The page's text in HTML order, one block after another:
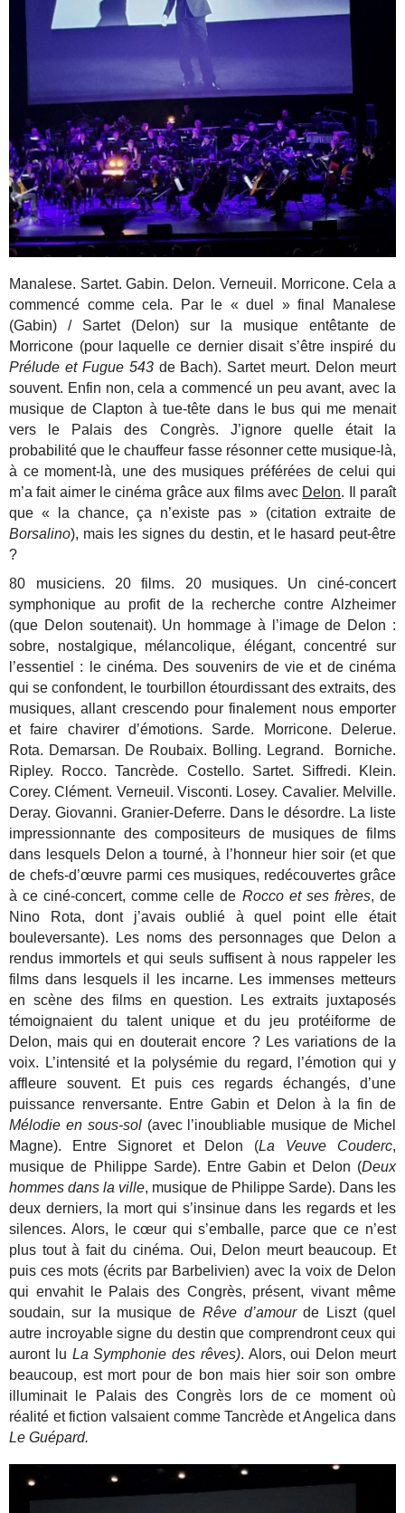
Manalese. Sartet. Gabin. Delon. Verneuil. Morricone. Cela a
commencé comme cela. Par le « duel » final Manalese
(Gabin) / Sartet (Delon) sur la musique entêtante de
Morricone (pour laquelle ce dernier disait s’être inspiré du
Prélude et Fugue 543de Bach). Sartet meurt. Delon meurt
souvent. Enfin non, cela a commencé un peu avant, avec la
musique de Clapton à tue-tête dans le bus qui me menait
vers le Palais des Congrès. J’ignore quelle était la
probabilité que le chauffeur fasse résonner cette musique-là,
à ce moment-là, une des musiques préférées de celui qui
m’a fait aimer le cinéma grâce aux films avec Delon. Il paraît
que « la chance, ça n’existe pas » (citation extraite de
Borsalino), mais les signes du destin, et le hasard peut-être
?
80 musiciens. 20 films. 20 musiques. Un ciné-concert
symphonique au profit de la recherche contre Alzheimer
(que Delon soutenait). Un hommage à l’image de Delon :
sobre, nostalgique, mélancolique, élégant, concentré sur
l’essentiel : le cinéma. Des souvenirs de vie et de cinéma
qui se confondent, le tourbillon étourdissant des extraits, des
musiques, allant crescendo pour finalement nous emporter
et faire chavirer d’émotions. Sarde. Morricone. Delerue.
Rota. Demarsan. De Roubaix. Bolling. Legrand. Borniche.
Ripley. Rocco. Tancrède. Costello. Sartet. Siffredi. Klein.
Corey. Clément. Verneuil. Visconti. Losey. Cavalier. Melville.
Deray. Giovanni. Granier-Deferre. Dans le désordre. La liste
impressionnante des compositeurs de musiques de films
dans lesquels Delon a tourné, à l’honneur hier soir (et que
de chefs-d’œuvre parmi ces musiques, redécouvertes grâce
à ce ciné-concert, comme celle de Rocco et ses frères, de
Nino Rota, dont j’avais oublié à quel point elle était
bouleversante).
Les noms des personnages que Delon a
rendus immortels et qui seuls suffisent à nous rappeler les
films dans lesquels il les incarne. Les immenses metteurs
en scène des films en question. Les extraits juxtaposés
témoignaient du talent unique et du jeu protéiforme de
Delon, mais qui en douterait encore ? Les variations de la
voix. L’intensité et la polysémie du regard, l’émotion qui y
affleure souvent. Et puis ces regards échangés, d’une
puissance renversante. Entre Gabin et Delon à la fin de
Mélodie en sous-sol(avec l’inoubliable musique de Michel
Magne). Entre Signoret et Delon (La Veuve Couderc,
musique de Philippe Sarde). Entre Gabin et Delon (Deux
hommes dans la ville, musique de Philippe Sarde). Dans les
deux derniers, la mort qui s’insinue dans les regards et les
silences. Alors, le cœur qui s’emballe, parce que ce n’est
plus tout à fait du cinéma. Oui, Delon meurt beaucoup. Et
puis ces mots (écrits par Barbelivien) avec la voix de Delon
qui envahit le Palais des Congrès, présent, vivant même
soudain, sur la musique de Rêve d’amourde Liszt (quel
autre incroyable signe du destin que comprendront ceux qui
auront lu La Symphonie des rêves). Alors, oui Delon meurt
beaucoup, est mort pour de bon mais hier soir son ombre
illuminait le Palais des Congrès lors de ce moment où
réalité et fiction valsaient comme Tancrède et Angelica dans
Le Guépard.